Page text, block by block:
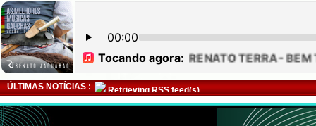
ÚLTIMAS NOTÍCIAS : Retrieving RSS feed(s)